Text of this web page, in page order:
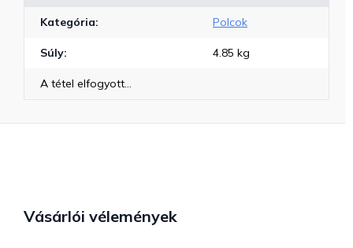
Kategória: Polcok
Súly: 4.85 kg
A tétel elfogyott…
Vásárlói vélemények